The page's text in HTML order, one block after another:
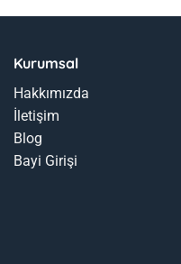
Kurumsal
Hakkımızda
İletişim
Blog
Bayi Girişi